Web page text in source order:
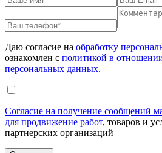
Даю согласие на обработку
ознакомлен с политикой в
персональных данных.
Согласие на получение сообщений
для продвижение работ, товаров и
партнерских организаций